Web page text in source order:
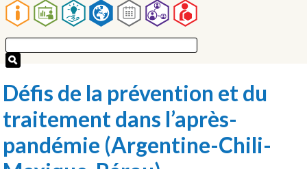
navigation
Défis de la prévention et du
traitement dans l’après-
pandémie (Argentine-Chili-